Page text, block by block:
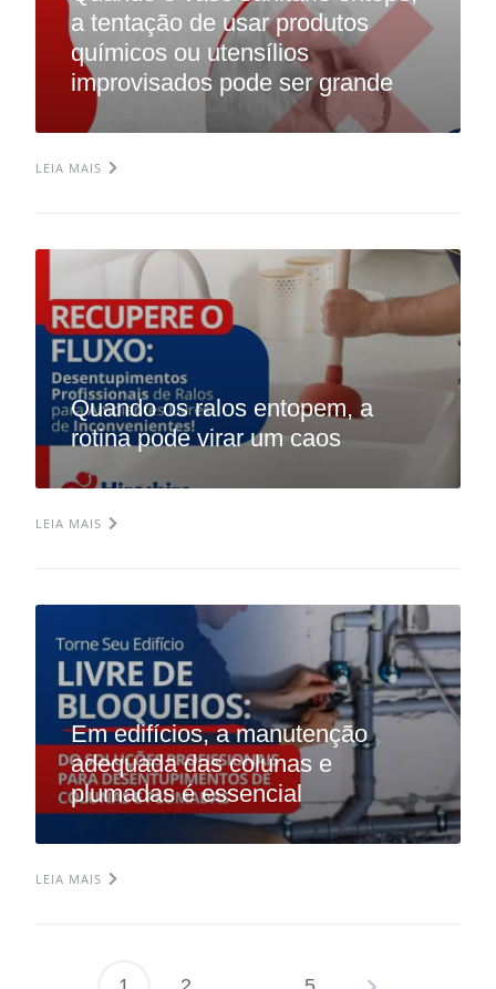
a tentação de usar produtos
químicos ou utensílios
improvisados pode ser grande
LEIA MAIS
Quando os ralos entopem, a
rotina pode virar um caos
LEIA MAIS
Em edifícios, a manutenção
adequada das colunas e
plumadas é essencial
LEIA MAIS